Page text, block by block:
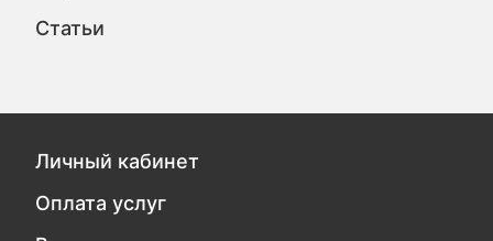
Статьи
Личный кабинет
Оплата услуг